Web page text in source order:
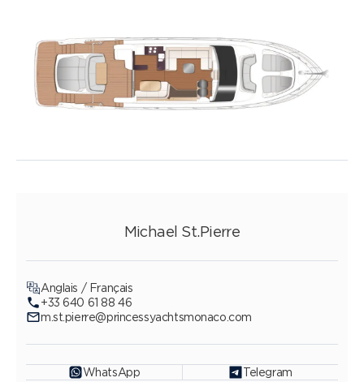
Michael St.Pierre
Anglais / Français
+33 640 61 88 46
m.st.pierre@princessyachtsmonaco.com
WhatsApp Telegram